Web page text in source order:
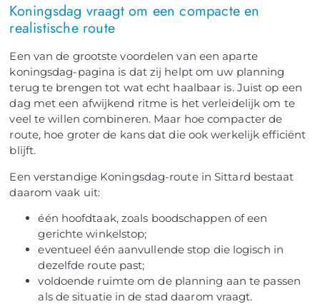
Koningsdag vraagt om een compacte en
realistische route
Een van de grootste voordelen van een aparte
koningsdag-pagina is dat zij helpt om uw planning
terug te brengen tot wat echt haalbaar is. Juist op een
dag met een afwijkend ritme is het verleidelijk om te
veel te willen combineren. Maar hoe compacter de
route, hoe groter de kans dat die ook werkelijk efficiënt
blijft.
Een verstandige Koningsdag-route in Sittard bestaat
daarom vaak uit:
één hoofdtaak, zoals boodschappen of een
gerichte winkelstop;
eventueel één aanvullende stop die logisch in
dezelfde route past;
voldoende ruimte om de planning aan te passen
als de situatie in de stad daarom vraagt.